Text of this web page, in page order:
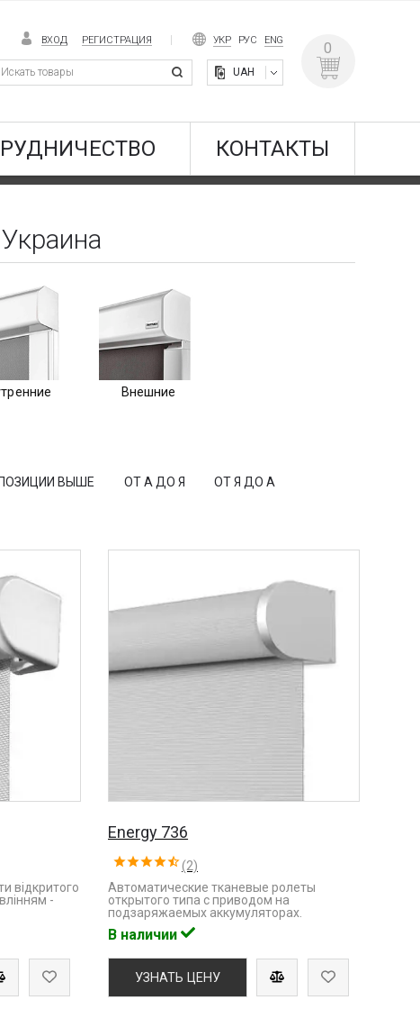
ВХОД РЕГИСТРАЦИЯ УКР РУС ENG
UAH
0
КОНТАКТЫ
Внешние
ВЫШЕ ОТ А ДО Я
ОТ Я ДО А
відкритого
-
Energy 736
(2)
Автоматические тканевые ролеты
открытого типа с приводом на
подзаряжаемых аккумуляторах.
В наличии
УЗНАТЬ ЦЕНУ